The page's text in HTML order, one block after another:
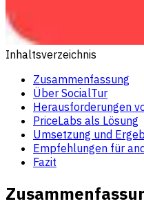
Inhaltsverzeichnis
Zusammenfassung
Über SocialTur
Herausforderungen
PriceLabs als Lösung
Umsetzung und
Empfehlungen für
Fazit